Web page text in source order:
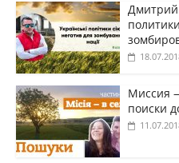
Дмитрий
Миссия
поиски